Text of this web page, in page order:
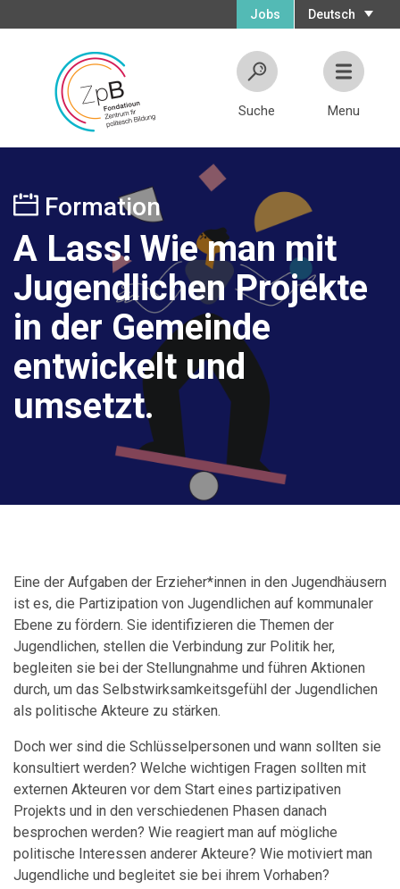
Deutsch
Jobs
Suche Menu
Formation
A Lass! Wie man mit
Jugendlichen Projekte
in der Gemeinde
entwickelt und
umsetzt.
Eine der Aufgaben der Erzieher*innen in den Jugendhäusern
ist es, die Partizipation von Jugendlichen auf kommunaler
Ebene zu fördern. Sie identifizieren die Themen der
Jugendlichen, stellen die Verbindung zur Politik her,
begleiten sie bei der Stellungnahme und führen Aktionen
durch, um das Selbstwirksamkeitsgefühl der Jugendlichen
als politische Akteure zu stärken.
Doch wer sind die Schlüsselpersonen und wann sollten sie
konsultiert werden? Welche wichtigen Fragen sollten mit
externen Akteuren vor dem Start eines partizipativen
Projekts und in den verschiedenen Phasen danach
besprochen werden? Wie reagiert man auf mögliche
politische Interessen anderer Akteure? Wie motiviert man
Jugendliche und begleitet sie bei ihrem Vorhaben?